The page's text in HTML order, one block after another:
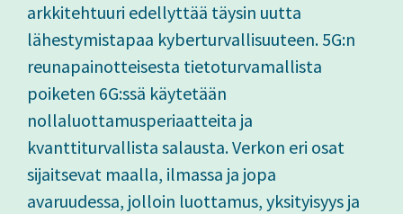
arkkitehtuuri edellyttää täysin uutta
lähestymistapaa kyberturvallisuuteen. 5G:n
reunapainotteisesta tietoturvamallista
poiketen 6G:ssä käytetään
nollaluottamusperiaatteita ja
kvanttiturvallista salausta. Verkon eri osat
sijaitsevat maalla, ilmassa ja jopa
avaruudessa, jolloin luottamus, yksityisyys ja